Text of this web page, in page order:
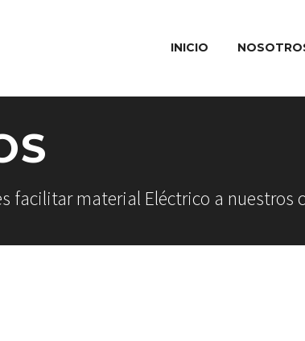
INICIO
facilitar material Eléctrico a nuestros